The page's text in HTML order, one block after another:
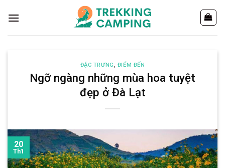
đến
ĐẶC TRƯNG, ĐIỂM ĐẾN
Ngỡ ngàng những mùa hoa tuyệt
đẹp ở Đà Lạt
20
Th1